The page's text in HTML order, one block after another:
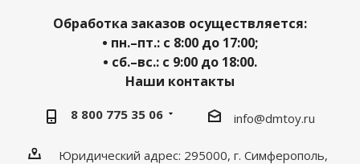
Обработка заказов осуществляется:
• пн.–пт.: с 8:00 до 17:00;
• сб.–вс.: с 9:00 до 18:00.
Наши контакты
8 800 775 35 06 info@dmtoy.ru
Юридический адрес: 295000, г. Симферополь,